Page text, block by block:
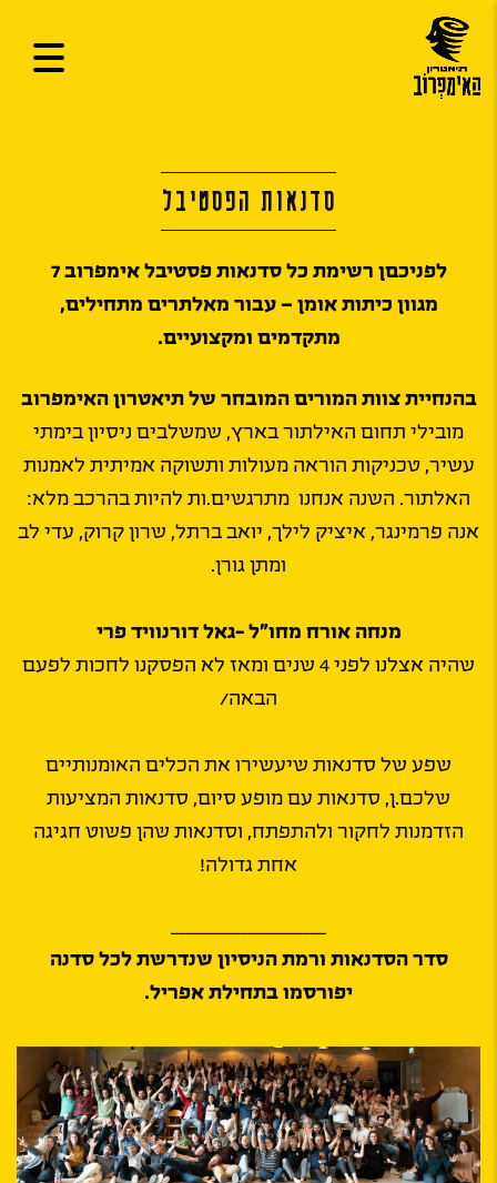
סדנאות הפסטיבל
לפניכםן רשימת כל סדנאות פסטיבל אימפרוב 7
מגוון כיתות אומן – עבור מאלתרים מתחילים,
מתקדמים ומקצועיים.
בהנחיית צוות המורים המובחר של תיאטרון האימפרוב
מובילי תחום האילתור בארץ, שמשלבים ניסיון בימתי
עשיר, טכניקות הוראה מעולות ותשוקה אמיתית לאמנות
האלתור. השנה אנחנו מתרגשים.ות להיות בהרכב מלא:
אנה פרמינגר, איציק לילך, יואב ברתל, שרון קרוק, עדי לב
ומתן גורן.
מנחה אורח מחו”ל -גאל דורנוויד פרי
שהיה אצלנו לפני 4 שנים ומאז לא הפסקנו לחכות לפעם
הבאה/
שפע של סדנאות שיעשירו את הכלים האומנותיים
שלכם.ן, סדנאות עם מופע סיום, סדנאות המציעות
הזדמנות לחקור ולהתפתח, וסדנאות שהן פשוט חגיגה
אחת גדולה!
סדר הסדנאות ורמת הניסיון שנדרשת לכל סדנה
יפורסמו בתחילת אפריל.